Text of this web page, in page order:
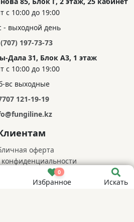
0
Избранное Искать